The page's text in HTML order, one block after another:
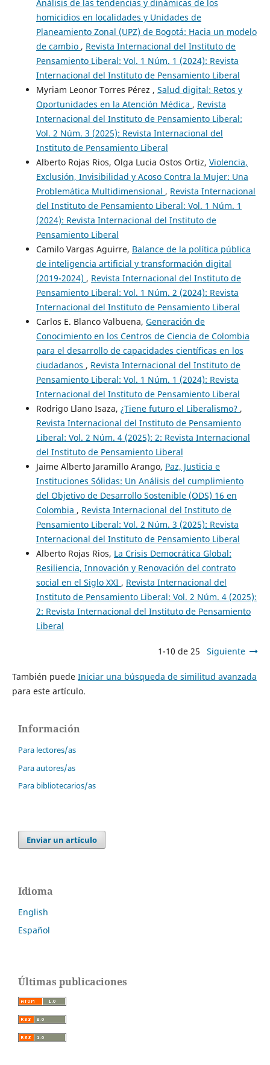
Análisis de las tendencias y dinámicas de los
homicidios en localidades y Unidades de
Planeamiento Zonal (UPZ) de Bogotá: Hacia un modelo
de cambio , Revista Internacional del Instituto de
Pensamiento Liberal: Vol. 1 Núm. 1 (2024): Revista
Internacional del Instituto de Pensamiento Liberal
Myriam Leonor Torres Pérez , Salud digital: Retos y
Oportunidades en la Atención Médica , Revista
Internacional del Instituto de Pensamiento Liberal:
Vol. 2 Núm. 3 (2025): Revista Internacional del
Instituto de Pensamiento Liberal
Alberto Rojas Rios, Olga Lucia Ostos Ortiz, Violencia,
Exclusión, Invisibilidad y Acoso Contra la Mujer: Una
Problemática Multidimensional , Revista Internacional
del Instituto de Pensamiento Liberal: Vol. 1 Núm. 1
(2024): Revista Internacional del Instituto de
Pensamiento Liberal
Camilo Vargas Aguirre, Balance de la política pública
de inteligencia artificial y transformación digital
(2019-2024) , Revista Internacional del Instituto de
Pensamiento Liberal: Vol. 1 Núm. 2 (2024): Revista
Internacional del Instituto de Pensamiento Liberal
Carlos E. Blanco Valbuena, Generación de
Conocimiento en los Centros de Ciencia de Colombia
para el desarrollo de capacidades científicas en los
ciudadanos , Revista Internacional del Instituto de
Pensamiento Liberal: Vol. 1 Núm. 1 (2024): Revista
Internacional del Instituto de Pensamiento Liberal
Rodrigo Llano Isaza, ¿Tiene futuro el Liberalismo? ,
Revista Internacional del Instituto de Pensamiento
Liberal: Vol. 2 Núm. 4 (2025): 2: Revista Internacional
del Instituto de Pensamiento Liberal
Jaime Alberto Jaramillo Arango, Paz, Justicia e
Instituciones Sólidas: Un Análisis del cumplimiento
del Objetivo de Desarrollo Sostenible (ODS) 16 en
Colombia , Revista Internacional del Instituto de
Pensamiento Liberal: Vol. 2 Núm. 3 (2025): Revista
Internacional del Instituto de Pensamiento Liberal
Alberto Rojas Rios, La Crisis Democrática Global:
Resiliencia, Innovación y Renovación del contrato
social en el Siglo XXI , Revista Internacional del
Instituto de Pensamiento Liberal: Vol. 2 Núm. 4 (2025):
2: Revista Internacional del Instituto de Pensamiento
Liberal
1-10 de 25 Siguiente
También puede Iniciar una búsqueda de similitud avanzada
para este artículo.
Información
Para lectores/as
Para autores/as
Para bibliotecarios/as
Enviar un artículo
Idioma
English
Español
Últimas publicaciones